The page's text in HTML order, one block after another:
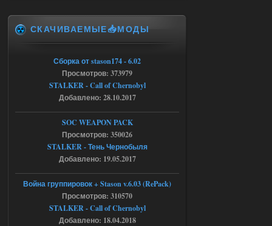
Доступно только для пользователей
Ответить ➤
Объединенный Пак 2 + OGSR +
STCoP WP 3.4
Stalker-Mods-Clan-su
Доступно только для пользователей
Ответить ➤
04.08.2026
Объединенный Пак 2 + OGSR +
STCoP WP 3.4
СКАЧИВАЕМЫЕ📥МОДЫ
Сборка от stason174 - 6.02
Просмотров: 373979
STALKER - Call of Chernobyl
Добавлено: 28.10.2017
SOC WEAPON PACK
Просмотров: 350026
STALKER - Тень Чернобыля
Добавлено: 19.05.2017
Война группировок + Stason v.6.03 (RePack)
Просмотров: 310570
STALKER - Call of Chernobyl
Добавлено: 18.04.2018